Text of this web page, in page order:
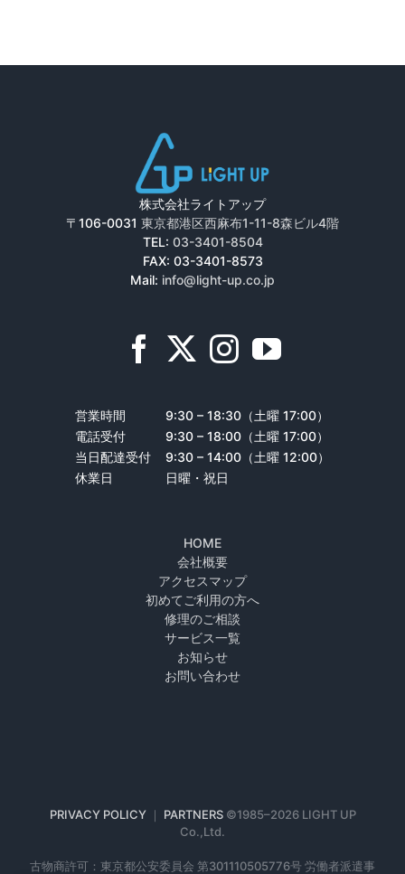
株式会社ライトアップ
〒106-0031 東京都港区西麻布1-11-8森ビル4階
TEL: 03-3401-8504
FAX: 03-3401-8573
Mail: info@light-up.co.jp
営業時間
9:30 – 18:30（土曜 17:00）
電話受付
9:30 – 18:00（土曜 17:00）
当日配達受付
9:30 – 14:00（土曜 12:00）
休業日
日曜・祝日
HOME
会社概要
アクセスマップ
初めてご利用の方へ
修理のご相談
サービス一覧
お知らせ
お問い合わせ
PRIVACY POLICY｜ PARTNERS ©1985–2026 LIGHT UP
Co.,Ltd.
古物商許可：東京都公安委員会 第301110505776号 労働者派遣事